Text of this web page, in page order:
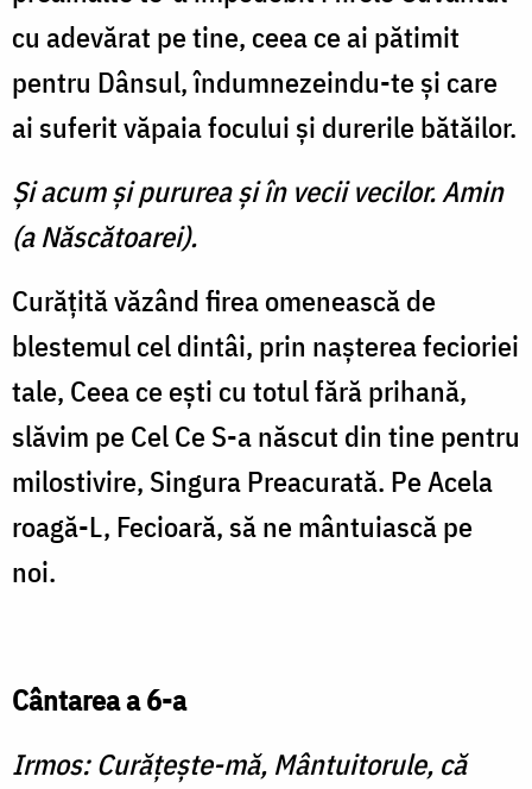
cu adevărat pe tine, ceea ce ai pătimit
pentru Dânsul, îndumnezeindu-te şi care
ai suferit văpaia focului şi durerile bătăilor.
Şi acum şi pururea şi în vecii vecilor. Amin
(a Născătoarei).
Curăţită văzând firea omenească de
blestemul cel dintâi, prin naşterea fecioriei
tale, Ceea ce eşti cu totul fără prihană,
slăvim pe Cel Ce S-a născut din tine pentru
milostivire, Singura Preacurată. Pe Acela
roagă-L, Fecioară, să ne mântuiască pe
noi.
Cântarea a 6-a
Irmos: Curăţeşte-mă, Mântuitorule, că